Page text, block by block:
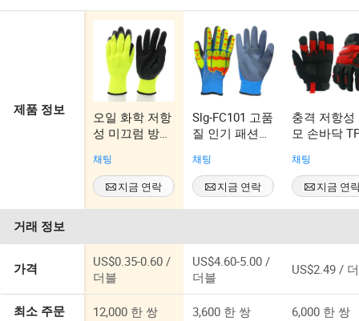
제품 정보
오일 화학 저항
성 미끄럼 방지
팅 맞춤 로고
CE En388 라텍
스 안전 작업
장갑
채팅
지금 연락
Slg-FC101 고품
질 인기 패션
전 작업 장갑
채팅
지금 연락
충격 저항성
모 손바닥
장갑
채팅
지금 연
거래 정보
가격
US$0.35-0.60 /
더블
US$4.60-5.00 /
더블
US$2.49 /
최소 주문 12,000 한 쌍 3,600 한 쌍 6,000 한 쌍